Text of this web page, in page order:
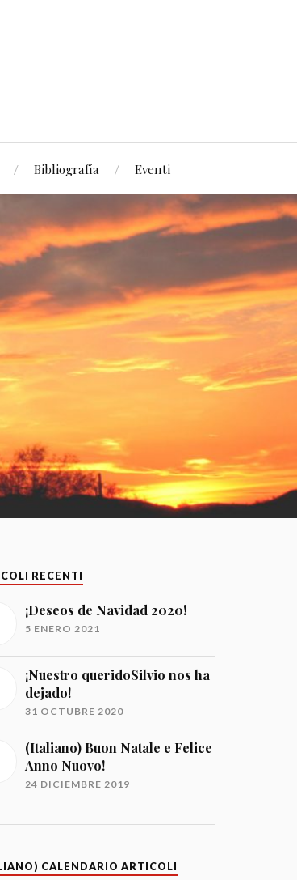
Bibliografía Eventi
RECENTI
¡Deseos de Navidad 2020!
5 ENERO 2021
¡Nuestro queridoSilvio nos ha
dejado!
31 OCTUBRE 2020
(Italiano) Buon Natale e Felice
Anno Nuovo!
24 DICIEMBRE 2019
CALENDARIO ARTICOLI